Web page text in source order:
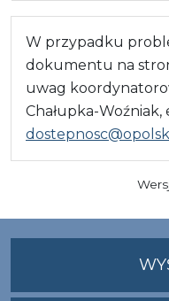
W przypadku
dokumentu na
uwag
Chałupka-Woźniak,